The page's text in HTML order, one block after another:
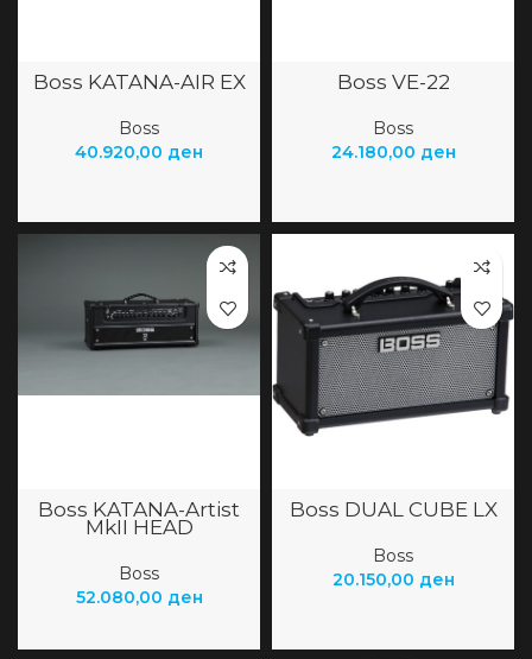
Boss KATANA-AIR EX
Boss
40.920,00 ден
Boss VE-22
Boss
24.180,00 ден
Boss KATANA-Artist
MkII HEAD
Boss
52.080,00 ден
Boss DUAL CUBE LX
Boss
20.150,00 ден